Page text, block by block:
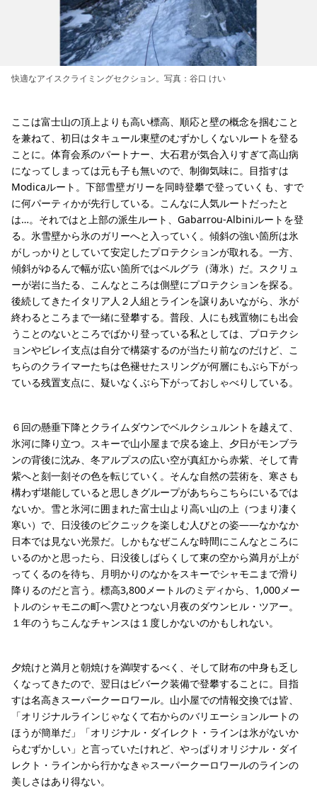
快適なアイスクライミングセクション。写真：谷口 けい
ここは富士山の頂上よりも高い標高、順応と壁の概念を掴むこと
を兼ねて、初日はタキュール東壁のむずかしくないルートを登る
ことに。体育会系のパートナー、大石君が気合入りすぎて高山病
になってしまっては元も子も無いので、制御気味に。目指すは
Modicaルート。下部雪壁ガリーを同時登攀で登っていくも、すで
に何パーティかが先行している。こんなに人気ルートだったと
は…。それではと上部の派生ルート、Gabarrou-Albiniルートを登
る。氷雪壁から氷のガリーへと入っていく。傾斜の強い箇所は氷
がしっかりとしていて安定したプロテクションが取れる。一方、
傾斜がゆるんで幅が広い箇所ではベルグラ（薄氷）だ。スクリュ
ーが岩に当たる、こんなところは側壁にプロテクションを探る。
後続してきたイタリア人２人組とラインを譲りあいながら、氷が
終わるところまで一緒に登攀する。普段、人にも残置物にも出会
うことのないところでばかり登っている私としては、プロテクシ
ョンやビレイ支点は自分で構築するのが当たり前なのだけど、こ
ちらのクライマーたちは色褪せたスリングが何層にもぶら下がっ
ている残置支点に、疑いなくぶら下がっておしゃべりしている。
６回の懸垂下降とクライムダウンでベルクシュルントを越えて、
氷河に降り立つ。スキーで山小屋まで戻る途上、夕日がモンブラ
ンの背後に沈み、冬アルプスの広い空が真紅から赤紫、そして青
紫へと刻一刻その色を転じていく。そんな自然の芸術を、寒さも
構わず堪能していると思しきグループがあちらこちらにいるでは
ないか。雪と氷河に囲まれた富士山より高い山の上（つまり凄く
寒い）で、日没後のピクニックを楽しむ人びとの姿――なかなか
日本では見ない光景だ。しかもなぜこんな時間にこんなところに
いるのかと思ったら、日没後しばらくして東の空から満月が上が
ってくるのを待ち、月明かりのなかをスキーでシャモニまで滑り
降りるのだと言う。標高3,800メートルのミディから、1,000メー
トルのシャモニの町へ雲ひとつない月夜のダウンヒル・ツアー。
１年のうちこんなチャンスは１度しかないのかもしれない。
夕焼けと満月と朝焼けを満喫するべく、そして財布の中身も乏し
くなってきたので、翌日はビバーク装備で登攀することに。目指
すは名高きスーパークーロワール。山小屋での情報交換では皆、
「オリジナルラインじゃなくて右からのバリエーションルートの
ほうが簡単だ」「オリジナル・ダイレクト・ラインは氷がないか
らむずかしい」と言っていたけれど、やっぱりオリジナル・ダイ
レクト・ラインから行かなきゃスーパークーロワールのラインの
美しさはあり得ない。